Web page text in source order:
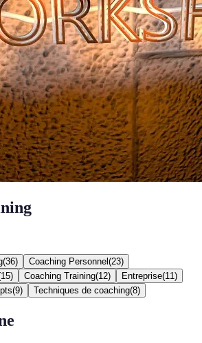
(36) Coaching Personnel (23)
15) Coaching Training(12) Entreprise(11 )
(9) Techniques de coaching(8)